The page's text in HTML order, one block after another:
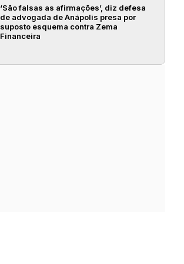
‘São falsas as afirmações’, diz defesa
de advogada de Anápolis presa por
suposto esquema contra Zema
Financeira